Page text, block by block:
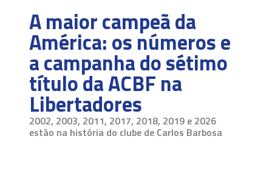
A maior campeã da
América: os números e
a campanha do sétimo
título da ACBF na
Libertadores
2002, 2003, 2011, 2017, 2018, 2019 e 2026
estão na história do clube de Carlos Barbosa